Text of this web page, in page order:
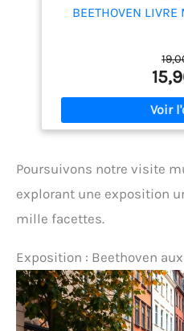
BEETHOVEN
Poursuivons notre visite
explorant une exposition
mille facettes.
Exposition : Beethoven